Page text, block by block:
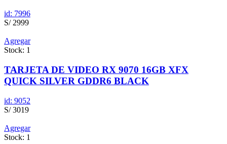
id: 7996
S/ 2999
Agregar
Stock: 1
TARJETA DE VIDEO RX 9070 16GB XFX
QUICK SILVER GDDR6 BLACK
id: 9052
S/ 3019
Agregar
Stock: 1